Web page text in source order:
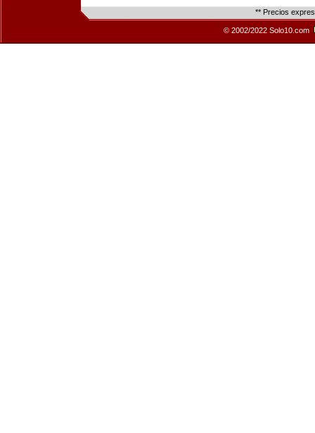
** Precios
© 2002/2022 Solo10.com